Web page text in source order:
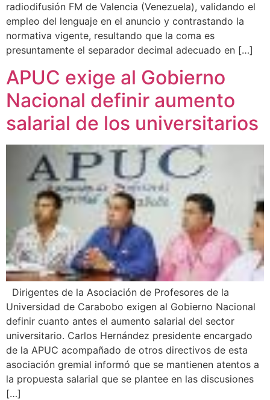
radiodifusión FM de Valencia (Venezuela), validando el
empleo del lenguaje en el anuncio y contrastando la
normativa vigente, resultando que la coma es
presuntamente el separador decimal adecuado en […]
APUC exige al Gobierno
Nacional definir aumento
salarial de los universitarios
Dirigentes de la Asociación de Profesores de la
Universidad de Carabobo exigen al Gobierno Nacional
definir cuanto antes el aumento salarial del sector
universitario. Carlos Hernández presidente encargado
de la APUC acompañado de otros directivos de esta
asociación gremial informó que se mantienen atentos a
la propuesta salarial que se plantee en las discusiones
[…]